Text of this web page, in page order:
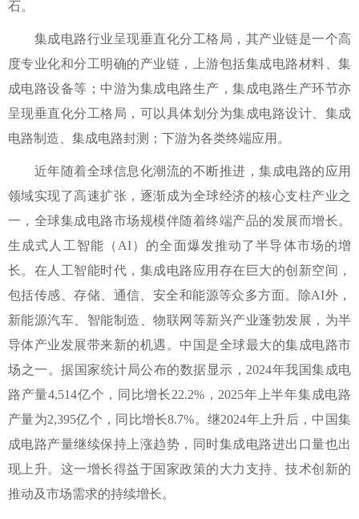
石。
集成电路行业呈现垂直化分工格局，其产业链是一个高
度专业化和分工明确的产业链，上游包括集成电路材料、集
成电路设备等；中游为集成电路生产，集成电路生产环节亦
呈现垂直化分工格局，可以具体划分为集成电路设计、集成
电路制造、集成电路封测；下游为各类终端应用。
近年随着全球信息化潮流的不断推进，集成电路的应用
领域实现了高速扩张，逐渐成为全球经济的核心支柱产业之
一，全球集成电路市场规模伴随着终端产品的发展而增长。
生成式人工智能（AI）的全面爆发推动了半导体市场的增
长。在人工智能时代，集成电路应用存在巨大的创新空间，
包括传感、存储、通信、安全和能源等众多方面。除AI外，
新能源汽车、智能制造、物联网等新兴产业蓬勃发展，为半
导体产业发展带来新的机遇。中国是全球最大的集成电路市
场之一。据国家统计局公布的数据显示，2024年我国集成电
路产量4,514亿个，同比增长22.2%，2025年上半年集成电路
产量为2,395亿个，同比增长8.7%。继2024年上升后，中国集
成电路产量继续保持上涨趋势，同时集成电路进出口量也出
现上升。这一增长得益于国家政策的大力支持、技术创新的
推动及市场需求的持续增长。